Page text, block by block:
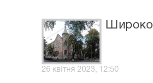
26 квітня 2023, 12:50